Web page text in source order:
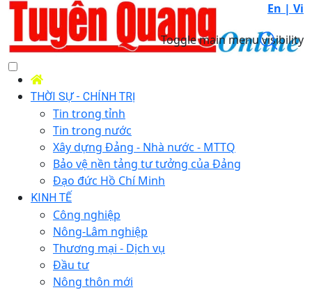
En | Vi
Toggle main menu visibility
THỜI SỰ - CHÍNH TRỊ
Tin trong tỉnh
Tin trong nước
Xây dựng Đảng - Nhà nước - MTTQ
Bảo vệ nền tảng tư tưởng của Đảng
Đạo đức Hồ Chí Minh
KINH TẾ
Công nghiệp
Nông-Lâm nghiệp
Thương mại - Dịch vụ
Đầu tư
Nông thôn mới